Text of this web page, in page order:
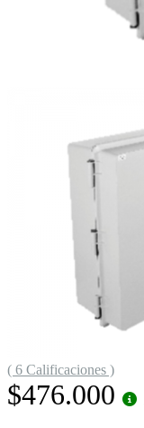
( 6 Calificaciones )
$476.000